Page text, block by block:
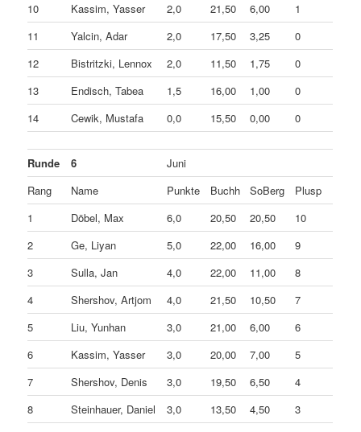
10
Kassim, Yasser 2,0 21,50 6,00
1
11
Yalcin, Adar 2,0 17,50 3,25
0
12
Bistritzki, Lennox 2,0 11,50 1,75
0
13
Endisch, Tabea 1,5 16,00 1,00
0
14
Cewik, Mustafa 0,0 15,50 0,00 0
Runde 6
Juni
Rang
Name Punkte Buchh SoBerg
Plusp
1
Döbel, Max 6,0 20,50 20,50
10
2
Ge, Liyan 5,0 22,00 16,00
9
3
Sulla, Jan 4,0 22,00 11,00
8
4
Shershov, Artjom 4,0 21,50 10,50
7
5
Liu, Yunhan 3,0 21,00 6,00
6
6
Kassim, Yasser 3,0 20,00 7,00
5
7
Shershov, Denis 3,0 19,50 6,50
4
8
Steinhauer, Daniel 3,0 13,50 4,50
3